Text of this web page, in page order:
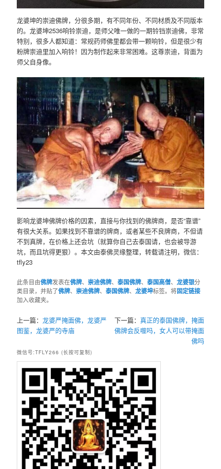
龙婆坤的崇迪佛牌，分很多期，有不同年份、不同材质及不同版本
的。龙婆坤2536响铃崇迪，是师父唯一做的一期铃铛崇迪佛，非常
特别，很多人都知道：常规药师佛里都会带一颗响铃，但是很少有
粉牌崇迪里加入响铃！因为制作起来非常困难。这尊崇迪，背面为
师父自身像。
影响龙婆坤佛牌价格的因素，直接与你找到的佛牌商，是否“靠谱”
有很大关系。如果找到不靠谱的牌商，或者某些不良牌商，不但请
不到真牌，在价格上还会坑（就算你自己去泰国请，也会被导游
坑，而且坑得更狠）。本文由泰佛灵缘整理，转载请注明，微信：
tfly23
此条目由佛牌发表在佛牌、 崇迪佛牌、泰国佛牌、泰国高僧、龙婆银分
类目录，并贴了佛牌、 崇迪佛牌、泰国佛牌、龙婆坤标签。将固定链接
加入收藏夹。
上一篇：龙婆严掩面佛，龙婆严
图鉴，龙婆严的寺庙
下一篇： 真正的泰国佛牌，掩面
佛牌会反噬吗，女人可以带掩面
佛吗
微信号:TFLY266 (长按可复制)